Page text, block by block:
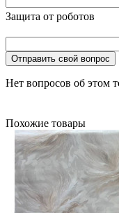
Защита от роботов
Отправить свой вопрос
Нет вопросов об этом
Похожие товары